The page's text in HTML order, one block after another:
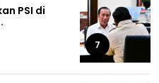
PSI di
7